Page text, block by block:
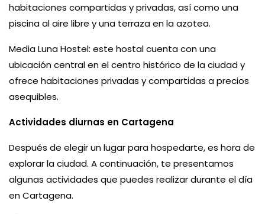
habitaciones compartidas y privadas, así como una
piscina al aire libre y una terraza en la azotea.
Media Luna Hostel: este hostal cuenta con una
ubicación central en el centro histórico de la ciudad y
ofrece habitaciones privadas y compartidas a precios
asequibles.
Actividades diurnas en Cartagena
Después de elegir un lugar para hospedarte, es hora de
explorar la ciudad. A continuación, te presentamos
algunas actividades que puedes realizar durante el día
en Cartagena.